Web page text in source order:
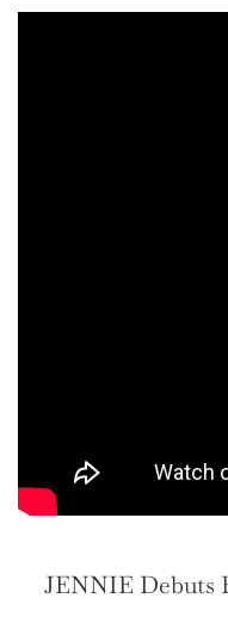
JENNIE Debuts